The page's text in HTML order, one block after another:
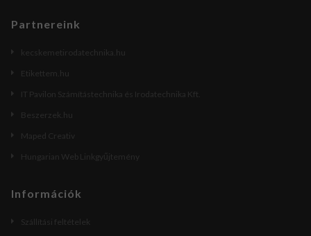
Partnereink
kecskemetirodatechnika.hu
Etikettem.hu
IT Pavilon Számítástechnika és Irodatechnika Kft.
Beszerzek.hu
Maped Creativ
Hungarian Web Linkgyűjtemény
Információk
Szállítási feltételek